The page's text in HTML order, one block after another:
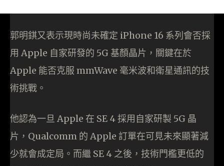
郭明錤又表示現時尚未確定 iPhone 16 系列會否採
用 Apple 自家研發的 5G 基顏晶片，關鍵在於
Apple 能否克服 mmWave 毫米波和衛星通訊的技
術挑戰。
他認為一旦 Apple 在 SE 4 採用自家研製 5G 晶
片，Qualcomm 的 Apple 訂單在可見未來顯著減
少就會成定局。而繼 SE 4 之後，技術門檻更低的